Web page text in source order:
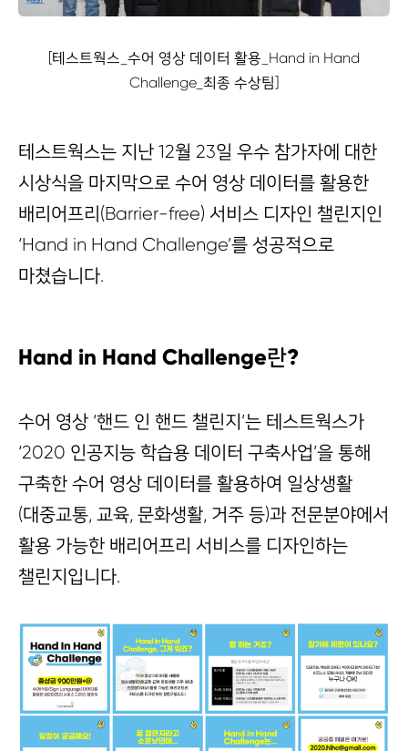
[테스트웍스_수어 영상 데이터 활용_Hand in Hand
Challenge_최종 수상팀]
테스트웍스는 지난 12월 23일 우수 참가자에 대한
시상식을 마지막으로 수어 영상 데이터를 활용한
배리어프리(Barrier-free) 서비스 디자인 챌린지인
‘Hand in Hand Challenge’를 성공적으로
마쳤습니다.
Hand in Hand Challenge란?
수어 영상 ‘핸드 인 핸드 챌린지’는 테스트웍스가
‘2020 인공지능 학습용 데이터 구축사업’을 통해
구축한 수어 영상 데이터를 활용하여 일상생활
(대중교통, 교육, 문화생활, 거주 등)과 전문분야에서
활용 가능한 배리어프리 서비스를 디자인하는
챌린지입니다.